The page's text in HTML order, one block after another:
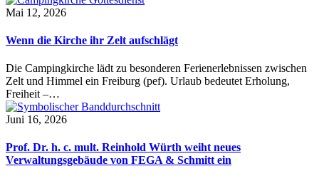
Mai 12, 2026
Wenn die Kirche ihr Zelt aufschlägt
Die Campingkirche lädt zu besonderen Ferienerlebnissen zwischen
Zelt und Himmel ein Freiburg (pef). Urlaub bedeutet Erholung,
Freiheit –…
Juni 16, 2026
Prof. Dr. h. c. mult. Reinhold Würth weiht neues
Verwaltungsgebäude von FEGA & Schmitt ein